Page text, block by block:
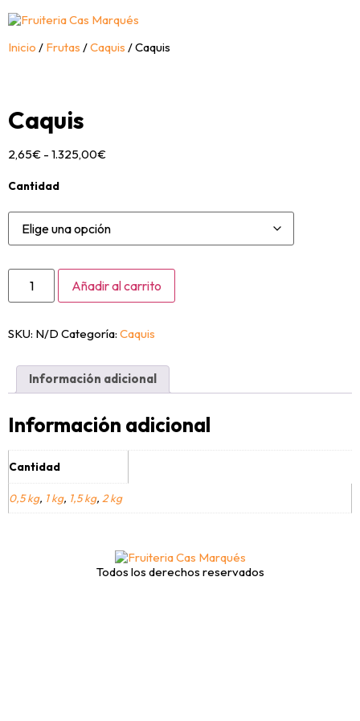
Inicio / Frutas /Caquis / Caquis
Caquis
2,65€ - 1.325,00€
Cantidad
Añadir al carrito
SKU: N/D Categoría: Caquis
Información adicional
Información adicional
Cantidad
0,5 kg, 1 kg, 1,5 kg, 2 kg
Todos los derechos reservados